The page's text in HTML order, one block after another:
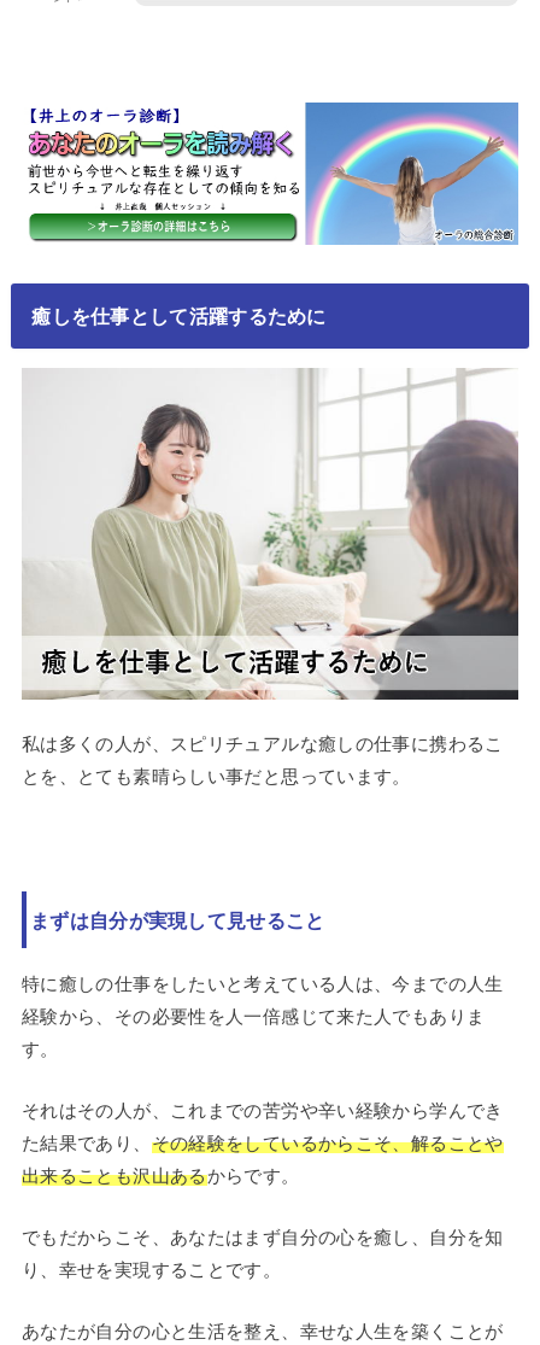
癒しを仕事として活躍するために
私は多くの人が、スピリチュアルな癒しの仕事に携わるこ
とを、とても素晴らしい事だと思っています。
まずは自分が実現して見せること
特に癒しの仕事をしたいと考えている人は、今までの人生
経験から、その必要性を人一倍感じて来た人でもありま
す。
それはその人が、これまでの苦労や辛い経験から学んでき
た結果であり、 その経験をしているからこそ、解ることや
出来ることも沢山あるからです。
でもだからこそ、あなたはまず自分の心を癒し、自分を知
り、幸せを実現することです。
あなたが自分の心と生活を整え、幸せな人生を築くことが